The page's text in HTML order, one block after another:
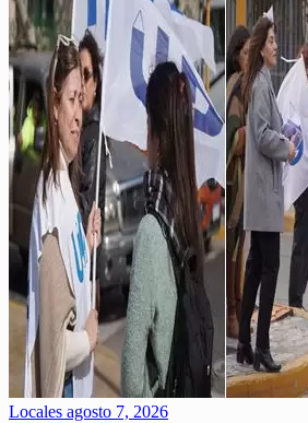
Locales agosto 7, 2026